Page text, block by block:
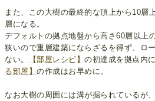
また、この大樹の最終的な頂上から10層
層になる。
デフォルトの拠点地盤から高さ60層以上
狭いので重層建築にならざるを得ず、ロ
ない。
【部屋レシピ】の初達成を拠点内
る部屋】の作成はお早めに。
なお大樹の周囲には溝が掘られているが